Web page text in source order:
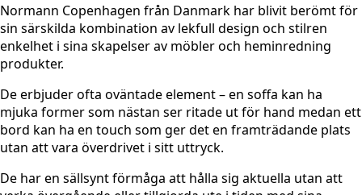
Normann Copenhagen från Danmark har blivit berömt för
sin särskilda kombination av lekfull design och stilren
enkelhet i sina skapelser av möbler och heminredning
produkter.
De erbjuder ofta oväntade element – en soffa kan ha
mjuka former som nästan ser ritade ut för hand medan ett
bord kan ha en touch som ger det en framträdande plats
utan att vara överdrivet i sitt uttryck.
De har en sällsynt förmåga att hålla sig aktuella utan att